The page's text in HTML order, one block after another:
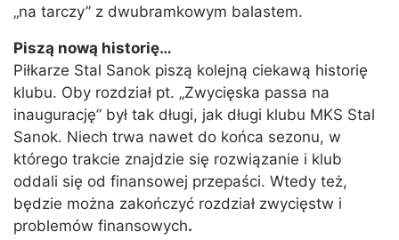
„na tarczy” z dwubramkowym balastem.
Piszą nową historię…
Piłkarze Stal Sanok piszą kolejną ciekawą historię
klubu. Oby rozdział pt. „Zwycięska passa na
inaugurację” był tak długi, jak długi klubu MKS Stal
Sanok. Niech trwa nawet do końca sezonu, w
którego trakcie znajdzie się rozwiązanie i klub
oddali się od finansowej przepaści. Wtedy też,
będzie można zakończyć rozdział zwycięstw i
problemów finansowych.